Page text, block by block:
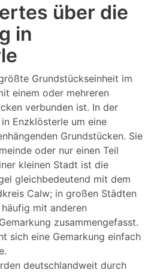
über die
in
Grundstückseinheit im
einem oder mehreren
verbunden ist. In der
Enzklösterle um eine
Grundstücken. Sie
oder nur einen Teil
kleinen Stadt ist die
gleichbedeutend mit dem
Calw; in großen Städten
mit anderen
zusammengefasst.
sich eine Gemarkung einfach
deutschlandweit durch